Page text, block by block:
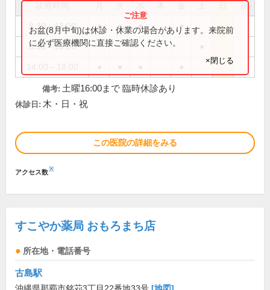
祝
8:30～12:00 ● ● ● ●
8:30～16:00
お盆(8月中旬)は休診・休業の場合があります。来院前
に必ず医療機関に直接ご確認ください。
×閉じる
備考: 土曜16:00まで 臨時休診あり
休診日: 木・日・祝
この医院の詳細をみる
アクセス数※
すこやか薬局 おもろまち店
所在地・電話番号
古島駅